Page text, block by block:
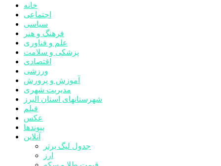
خانه
اجتماعی
سیاسی
فرهنگ و هنر
علم و فناوری
پزشکی و سلامت
اقتصادی
ورزشی
آموزش و پرورش
مدیریت شهری
شهرستانهای استان البرز
فیلم
عکس
پیوندها
آنلاین
جدول لیگ برتر
ارز